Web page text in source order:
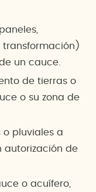
transformación)
un cauce.
de tierras o
o su zona de
o pluviales a
autorización de
o acuífero,